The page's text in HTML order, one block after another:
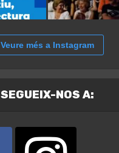
Veure més a Instagram
SEGUEIX-NOS A: